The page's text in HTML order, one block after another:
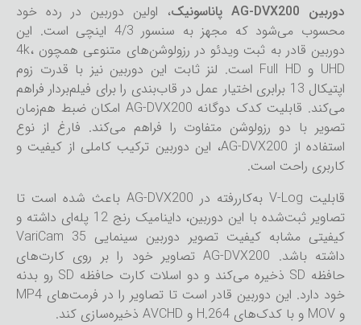
دوربین AG-DVX200 پاناسونیک
، اولین دوربین در رده خود
محسوب می‌شود که مجهز به سنسور 4/3 اینچی است. این
دوربین قادر به ثبت ویدئو در رزولوشن‌های متنوعی همچون 4k،
UHD و Full HD است. لنز ثابت این دوربین نیز با قدرت زوم
اپتیکال 13 برابری اختیار عمل در قاب‌بندی را برای فیلم‌بردار فراهم
می‌کند. قابلیت کدک دوگانه AG-DVX200 امکان ضبط هم‌زمان
تصویر با دو رزولوشن متفاوت را فراهم می‌کند. فارغ از نوع
استفاده از AG-DVX200، این دوربین ترکیب کاملی از کیفیت و
کاربری راحت است.
قابلیت V-Log به‌کاررفته در AG-DVX200 باعث شده است تا
تصاویر ثبت‌شده با این دوربین، داینامیک رنج 12 پله‌ای داشته و
کیفیتی مشابه کیفیت تصویر دوربین سینمایی VariCam 35
داشته باشد. AG-DVX200 تصاویر خود را بر روی کارت‌های
حافظه SD ذخیره می‌کند و دو اسلات کارت حافظه SD رو بدنه
خود دارد. این دوربین قادر است تا تصاویر را در فرمت‌های MP4
و MOV و با کدک‌های H.264 و AVCHD ذخیره‌سازی کند.